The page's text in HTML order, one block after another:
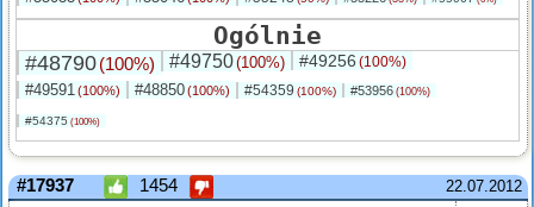
Ogólnie
#48790(100%) #49750(100%) #49256 (100%)
#49591(100%) #48850(100%) #54359 (100%) #53956 (100%)
#54375 (100%)
22.07.2012
#17937 1454